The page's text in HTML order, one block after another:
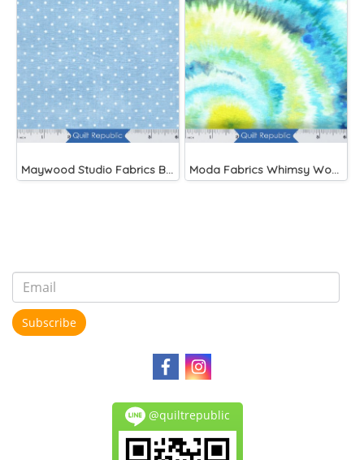
Maywood Studio Fabrics Beautiful Basics Blue Moda Fabrics Whimsy Wonderland Shakedown Street Spiral Breeze
Subscribe
@quiltrepublic